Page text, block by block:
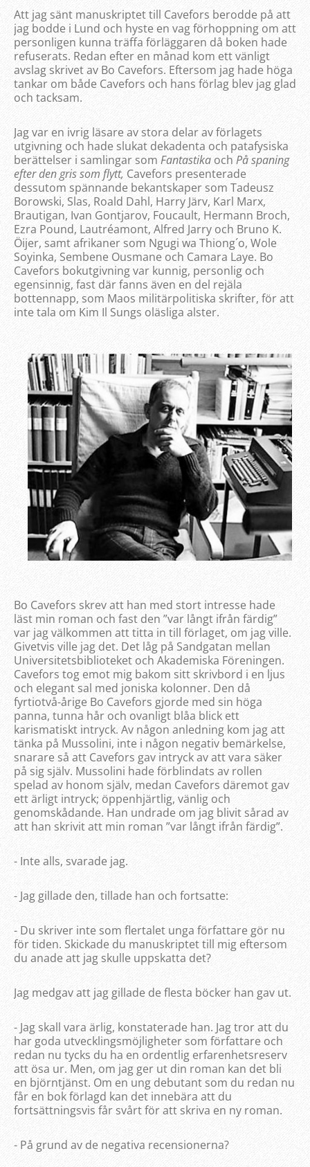
Att jag sänt manuskriptet till Cavefors berodde på att
jag bodde i Lund och hyste en vag förhoppning om att
personligen kunna träffa förläggaren då boken hade
refuserats. Redan efter en månad kom ett vänligt
avslag skrivet av Bo Cavefors. Eftersom jag hade höga
tankar om både Cavefors och hans förlag blev jag glad
och tacksam.
Jag var en ivrig läsare av stora delar av förlagets
utgivning och hade slukat dekadenta och patafysiska
berättelser i samlingar som Fantastika och På spaning
efter den gris som flytt, Cavefors presenterade
dessutom spännande bekantskaper som Tadeusz
Borowski, Slas, Roald Dahl, Harry Järv, Karl Marx,
Brautigan, Ivan Gontjarov, Foucault, Hermann Broch,
Ezra Pound, Lautréamont, Alfred Jarry och Bruno K.
Öijer, samt afrikaner som Ngugi wa Thiong´o, Wole
Soyinka, Sembene Ousmane och Camara Laye. Bo
Cavefors bokutgivning var kunnig, personlig och
egensinnig, fast där fanns även en del rejäla
bottennapp, som Maos militärpolitiska skrifter, för att
inte tala om Kim Il Sungs oläsliga alster.
Bo Cavefors skrev att han med stort intresse hade
läst min roman och fast den ”var långt ifrån färdig”
var jag välkommen att titta in till förlaget, om jag ville.
Givetvis ville jag det. Det låg på Sandgatan mellan
Universitetsbiblioteket och Akademiska Föreningen.
Cavefors tog emot mig bakom sitt skrivbord i en ljus
och elegant sal med joniska kolonner. Den då
fyrtiotvå-årige Bo Cavefors gjorde med sin höga
panna, tunna hår och ovanligt blåa blick ett
karismatiskt intryck. Av någon anledning kom jag att
tänka på Mussolini, inte i någon negativ bemärkelse,
snarare så att Cavefors gav intryck av att vara säker
på sig själv. Mussolini hade förblindats av rollen
spelad av honom själv, medan Cavefors däremot gav
ett ärligt intryck; öppenhjärtlig, vänlig och
genomskådande. Han undrade om jag blivit sårad av
att han skrivit att min roman ”var långt ifrån färdig”.
- Inte alls, svarade jag.
- Jag gillade den, tillade han och fortsatte:
- Du skriver inte som flertalet unga författare gör nu
för tiden. Skickade du manuskriptet till mig eftersom
du anade att jag skulle uppskatta det?
Jag medgav att jag gillade de flesta böcker han gav ut.
- Jag skall vara ärlig, konstaterade han. Jag tror att du
har goda utvecklingsmöjligheter som författare och
redan nu tycks du ha en ordentlig erfarenhetsreserv
att ösa ur. Men, om jag ger ut din roman kan det bli
en björntjänst. Om en ung debutant som du redan nu
får en bok förlagd kan det innebära att du
fortsättningsvis får svårt för att skriva en ny roman.
- På grund av de negativa recensionerna?